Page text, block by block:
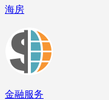
海房
金融服务